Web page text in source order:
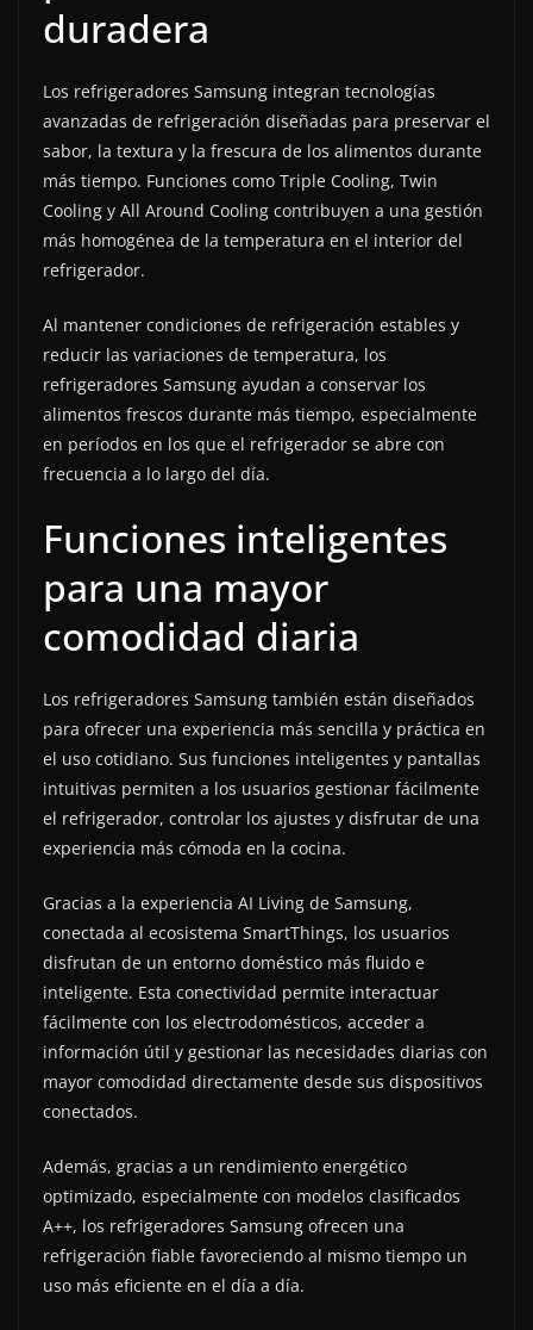
duradera
Los refrigeradores Samsung integran tecnologías
avanzadas de refrigeración diseñadas para preservar el
sabor, la textura y la frescura de los alimentos durante
más tiempo. Funciones como Triple Cooling, Twin
Cooling y All Around Cooling contribuyen a una gestión
más homogénea de la temperatura en el interior del
refrigerador.
Al mantener condiciones de refrigeración estables y
reducir las variaciones de temperatura, los
refrigeradores Samsung ayudan a conservar los
alimentos frescos durante más tiempo, especialmente
en períodos en los que el refrigerador se abre con
frecuencia a lo largo del día.
Funciones inteligentes
para una mayor
comodidad diaria
Los refrigeradores Samsung también están diseñados
para ofrecer una experiencia más sencilla y práctica en
el uso cotidiano. Sus funciones inteligentes y pantallas
intuitivas permiten a los usuarios gestionar fácilmente
el refrigerador, controlar los ajustes y disfrutar de una
experiencia más cómoda en la cocina.
Gracias a la experiencia AI Living de Samsung,
conectada al ecosistema SmartThings, los usuarios
disfrutan de un entorno doméstico más fluido e
inteligente. Esta conectividad permite interactuar
fácilmente con los electrodomésticos, acceder a
información útil y gestionar las necesidades diarias con
mayor comodidad directamente desde sus dispositivos
conectados.
Además, gracias a un rendimiento energético
optimizado, especialmente con modelos clasificados
A++, los refrigeradores Samsung ofrecen una
refrigeración fiable favoreciendo al mismo tiempo un
uso más eficiente en el día a día.